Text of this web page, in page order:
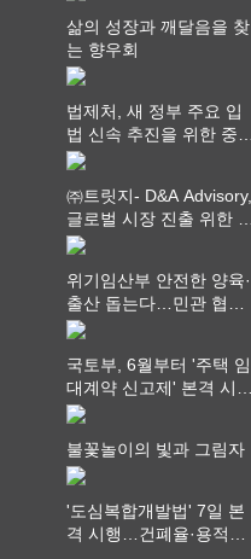
삶의 성장과 깨달음을 찾
는 향우회
법제처, 새 정부 주요 입
법 신속 추진을 위한 중앙
부처 법무담당관 회의 개
㈜트릿지- D&A Advisory,
글로벌 시장 진출 위한 전
략적 업무협약 체결
위기임산부 안전한 양육·
출산 돕는다…민관 협력
체계 구축
국토부, 6월부터 '주택 임
대계약 신고제' 본격 시
행…실거래가 투명화 기
불꽃놀이의 빛과 그림자
'도심복합개발법' 7일 본
격 시행…건폐율·용적률